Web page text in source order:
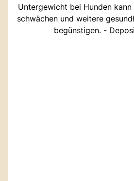
Untergewicht bei Hunden kann
schwächen und weitere
begünstigen. -